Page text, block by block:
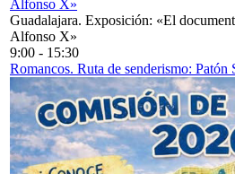
Alfonso X»
Guadalajara. Exposición: «El
Alfonso X»
9:00 - 15:30
Romancos. Ruta de senderismo: Patón